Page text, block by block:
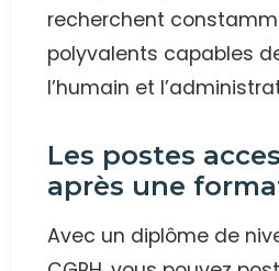
recherchent
polyvalents capables
l’humain et
Les postes
après une
Avec un diplôme de